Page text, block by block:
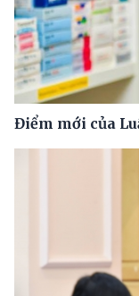
Điểm mới của